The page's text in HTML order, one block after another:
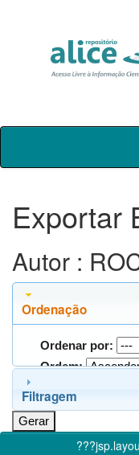
Skip
Exportar
Autor :
Ordenação
Ordenar por:
Ordem:
Filtragem